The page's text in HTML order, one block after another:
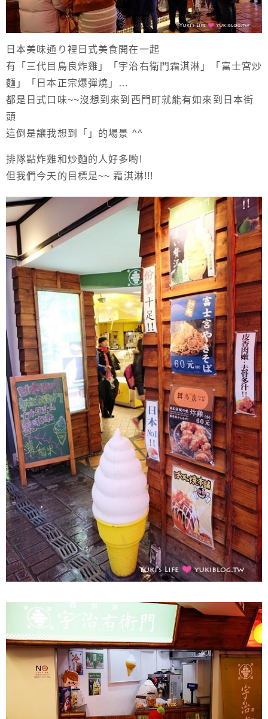
日本美味通り裡日式美食開在一起
有「三代目鳥良炸雞」「宇治右衛門霜淇淋」「富士宮炒
麵」「日本正宗爆彈燒」…
都是日式口味~~沒想到來到西門町就能有如來到日本街
頭
這倒是讓我想到「」的場景 ^^
排隊點炸雞和炒麵的人好多喲!
但我們今天的目標是~~ 霜淇淋!!!